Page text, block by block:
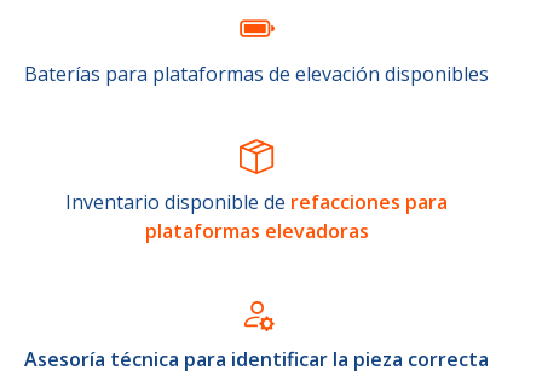
Baterías para plataformas de elevación disponibles
Inventario disponible de refacciones para
plataformas elevadoras
Asesoría técnica para identificar la pieza correcta